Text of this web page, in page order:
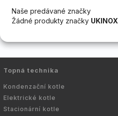
Naše predávané značky
Žádné produkty značky UKINOX
Topná technika
Kondenzační kotle
Elektrické kotle
Stacionární kotle